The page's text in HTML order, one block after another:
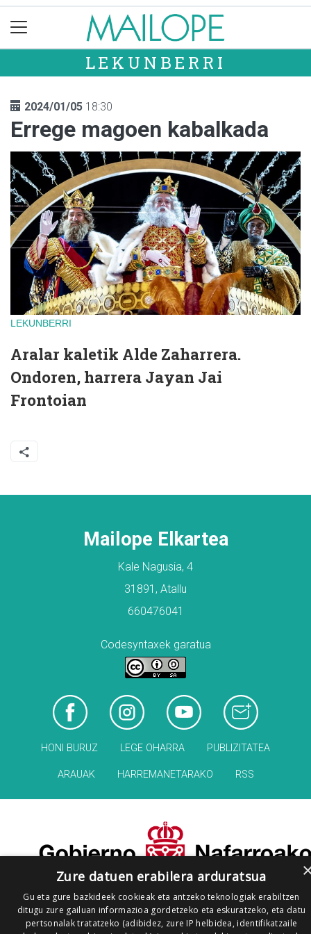
LEKUNBERRI
2024/01/05 18:30
Errege magoen kabalkada
LEKUNBERRI
Aralar kaletik Alde Zaharrera.
Ondoren, harrera Jayan Jai
Frontoian
Mailope Elkartea
Kale Nagusia, 4
31891, Atallu
660476041
Codesyntaxek garatua
HONI BURUZ LEGE OHARRA PUBLIZITATEA
ARAUAK HARREMANETARAKO RSS
Zure datuen erabilera arduratsua
Gu eta gure bazkideek cookieak eta antzeko teknologiak erabiltzen
ditugu zure gailuan informazioa gordetzeko eta eskuratzeko, eta datu
pertsonalak tratatzeko (adibidez, zure IP helbidea, identifikatzaile